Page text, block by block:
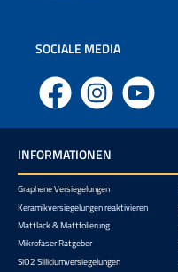
SOCIALE MEDIA
Facebook Instagram YouTube
INFORMATIONEN
Graphene Versiegelungen
Keramikversiegelungen reaktivieren
Mattlack & Mattfolierung
Mikrofaser Ratgeber
SiO2 Sliliciumversiegelungen